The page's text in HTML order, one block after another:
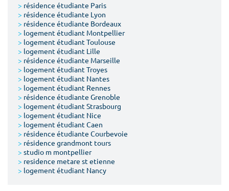
> résidence étudiante Paris
> résidence étudiante Lyon
> résidence étudiante Bordeaux
> logement étudiant Montpellier
> logement étudiant Toulouse
> logement étudiant Lille
> résidence étudiante Marseille
> logement étudiant Troyes
> logement étudiant Nantes
> logement étudiant Rennes
> résidence étudiante Grenoble
> logement étudiant Strasbourg
> logement étudiant Nice
> logement étudiant Caen
> résidence étudiante Courbevoie
> résidence grandmont tours
> studio m montpellier
> residence metare st etienne
> logement étudiant Nancy